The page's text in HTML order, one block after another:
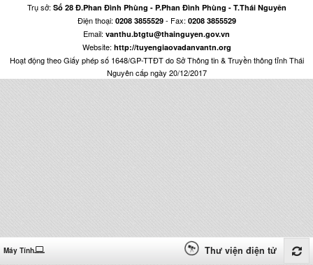
Trụ sở: Số 28 Đ.Phan Đình Phùng - P.Phan Đình Phùng - T.Thái Nguyên
Điện thoại: 0208 3855529- Fax: 0208 3855529
Email: vanthu.btgtu@thainguyen.gov.vn
Website: http://tuyengiaovadanvantn.org
Hoạt động theo Giấy phép số 1648/GP-TTĐT do Sở Thông tin & Truyền thông tỉnh Thái
Nguyên cấp ngày 20/12/2017
Máy Tính Thư viện điện tử